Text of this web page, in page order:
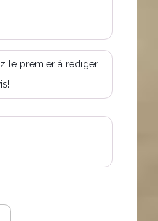
le premier à rédiger